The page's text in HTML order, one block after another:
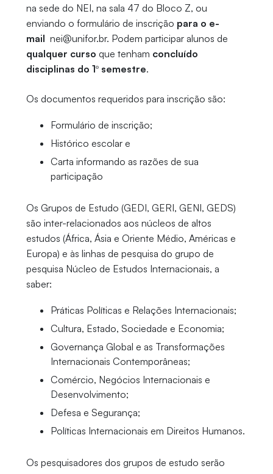
na sede do NEI, na sala 47 do Bloco Z, ou
enviando o formulário de inscrição para o e-
mail nei@unifor.br. Podem participar alunos de
qualquer curso que tenham concluído
disciplinas do 1º semestre.
Os documentos requeridos para inscrição são:
Formulário de inscrição;
Histórico escolar e
Carta informando as razões de sua
participação
Os Grupos de Estudo (GEDI, GERI, GENI, GEDS)
são inter-relacionados aos núcleos de altos
estudos (África, Ásia e Oriente Médio, Américas e
Europa) e às linhas de pesquisa do grupo de
pesquisa Núcleo de Estudos Internacionais, a
saber:
Práticas Políticas e Relações Internacionais;
Cultura, Estado, Sociedade e Economia;
Governança Global e as Transformações
Internacionais Contemporâneas;
Comércio, Negócios Internacionais e
Desenvolvimento;
Defesa e Segurança;
Políticas Internacionais em Direitos Humanos.
Os pesquisadores dos grupos de estudo serão